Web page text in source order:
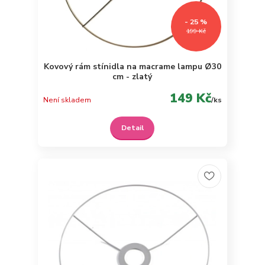
199 Kč
- 25 %
Kovový rám stínidla na macrame lampu Ø30
cm - zlatý
149 Kč/ks
Není skladem
Detail